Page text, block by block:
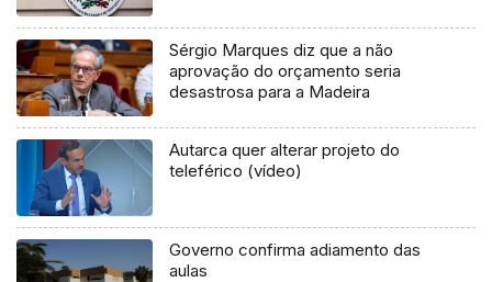
Sérgio Marques diz que a não
aprovação do orçamento seria
desastrosa para a Madeira
Autarca quer alterar projeto do
teleférico (vídeo)
Governo confirma adiamento das
aulas